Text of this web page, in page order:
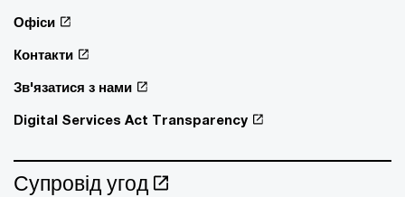
Офіси
Контакти
Зв'язатися з нами
Digital Services Act Transparency
Супровід угод